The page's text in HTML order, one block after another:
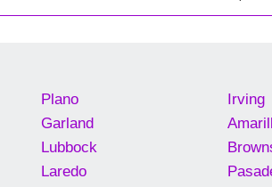
Plano
Garland
Lubbock
Laredo
Irving